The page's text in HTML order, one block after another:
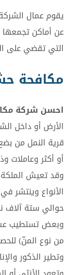
يقوم عمال
عن أماكن تجمعها
التي تقضي على
مكافحة
احسن شركة
الأرض أو داخل
قرية النمل من
أو أكثر وعاملات
وقد تعيش
الأنواع وينتشر
حوالي ستة آلاف
وبعض تستطيب
من نوع المنّ)
وتطير الذكور